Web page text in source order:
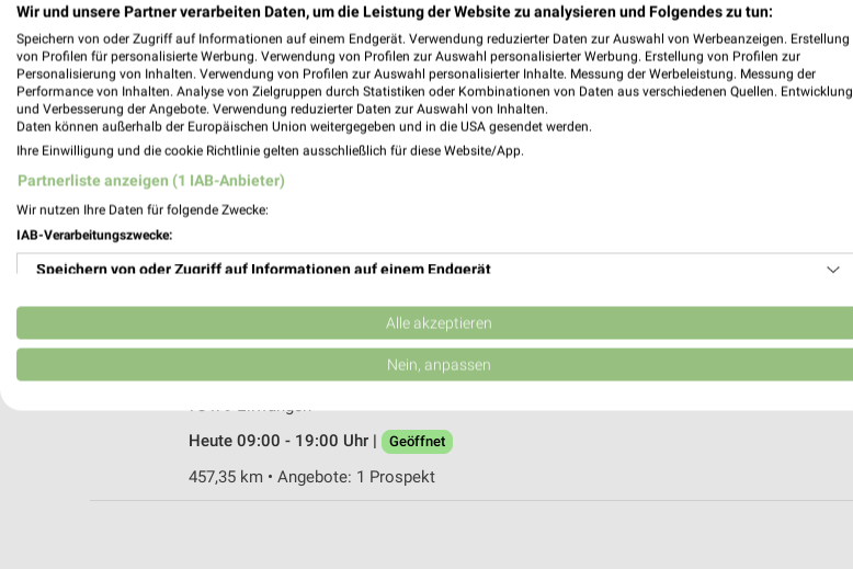
Fressnapf Heidenheim
89520 Heidenheim
Heute 09:00 - 20:00 Uhr | Geöffnet
Hallerstraße 28
73479 Ellwangen
Heute 09:00 - 19:00 Uhr |
Geöffnet
457,35 km • Angebote: 1 Prospekt
Wir und unsere Partner verarbeiten Daten, um die Leistung der Website zu analysieren und Folgendes zu tun:
Speichern von oder Zugriff auf Informationen auf einem Endgerät. Verwendung reduzierter Daten zur Auswahl von Werbeanzeigen. Erstellung
von Profilen für personalisierte Werbung. Verwendung von Profilen zur Auswahl personalisierter Werbung. Erstellung von Profilen zur
Personalisierung von Inhalten. Verwendung von Profilen zur Auswahl personalisierter Inhalte. Messung der Werbeleistung. Messung der
Performance von Inhalten. Analyse von Zielgruppen durch Statistiken oder Kombinationen von Daten aus verschiedenen Quellen. Entwicklung
und Verbesserung der Angebote. Verwendung reduzierter Daten zur Auswahl von Inhalten.
Daten können außerhalb der Europäischen Union weitergegeben und in die USA gesendet werden.
Ihre Einwilligung und die cookie Richtlinie gelten ausschließlich für diese Website/App.
Partnerliste anzeigen (1 IAB-Anbieter)
Wir nutzen Ihre Daten für folgende Zwecke:
IAB-Verarbeitungszwecke:
Speichern von oder Zugriff auf Informationen auf einem Endgerät
Verwendung reduzierter Daten zur Auswahl von Werbeanzeigen
Erstellung von Profilen für personalisierte Werbung
Erstellung von Profilen zur Personalisierung von Inhalten
Alle akzeptieren
Nein, anpassen